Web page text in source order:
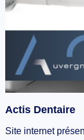
Actis Dentaire
Site internet